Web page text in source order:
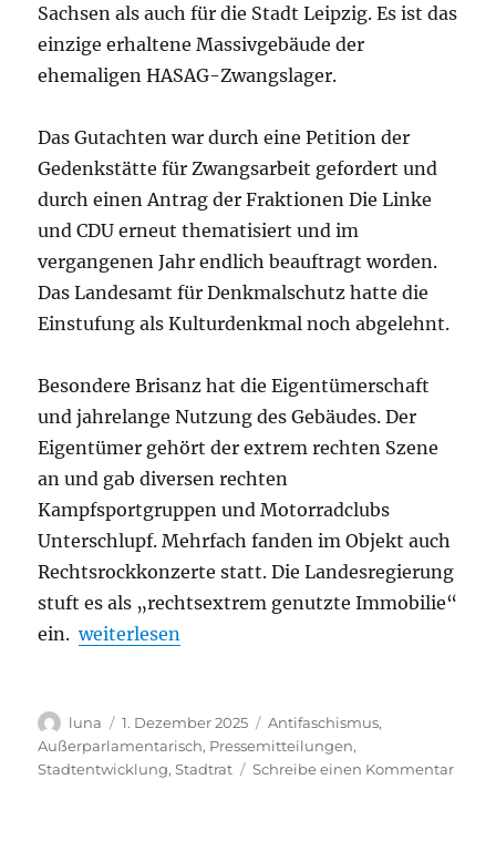
Sachsen als auch für die Stadt Leipzig. Es ist das
einzige erhaltene Massivgebäude der
ehemaligen HASAG-Zwangslager.
Das Gutachten war durch eine Petition der
Gedenkstätte für Zwangsarbeit gefordert und
durch einen Antrag der Fraktionen Die Linke
und CDU erneut thematisiert und im
vergangenen Jahr endlich beauftragt worden.
Das Landesamt für Denkmalschutz hatte die
Einstufung als Kulturdenkmal noch abgelehnt.
Besondere Brisanz hat die Eigentümerschaft
und jahrelange Nutzung des Gebäudes. Der
Eigentümer gehört der extrem rechten Szene
an und gab diversen rechten
Kampfsportgruppen und Motorradclubs
Unterschlupf. Mehrfach fanden im Objekt auch
Rechtsrockkonzerte statt. Die Landesregierung
stuft es als „rechtsextrem genutzte Immobilie“
ein.„Ehemaliges Zwangsarbeiter-Lager im
weiterlesen
Autor
luna
Veröffentlicht
am
1. Dezember 2025 Kategorien
Antifaschismus,
Außerparlamentarisch, Pressemitteilungen,
Stadtentwicklung,Stadtrat Schreibe einen Kommentarzu